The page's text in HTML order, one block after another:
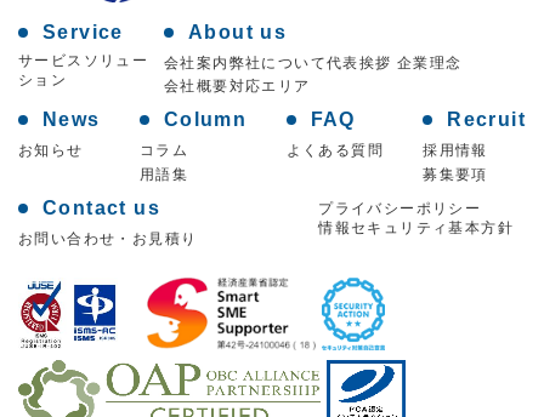
Service
サービスソリュー
ション
About us
会社案内 弊社について代表挨拶 企業理念
会社概要対応エリア
News
お知らせ
Column
コラム
用語集
FAQ
よくある質問
Recruit
採用情報
募集要項
Contact us
お問い合わせ・お見積り
プライバシーポリシー
情報セキュリティ基本方針